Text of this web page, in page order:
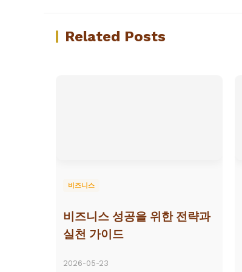
Related Posts
비즈니스
비즈니스 성공을 위한 전략과
실천 가이드
2026-05-23